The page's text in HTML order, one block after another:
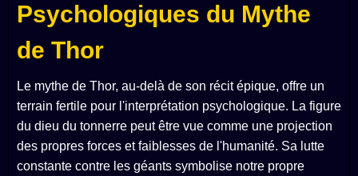
Psychologiques du Mythe
de Thor
Le mythe de Thor, au-delà de son récit épique, offre un
terrain fertile pour l'interprétation psychologique. La figure
du dieu du tonnerre peut être vue comme une projection
des propres forces et faiblesses de l'humanité. Sa lutte
constante contre les géants symbolise notre propre